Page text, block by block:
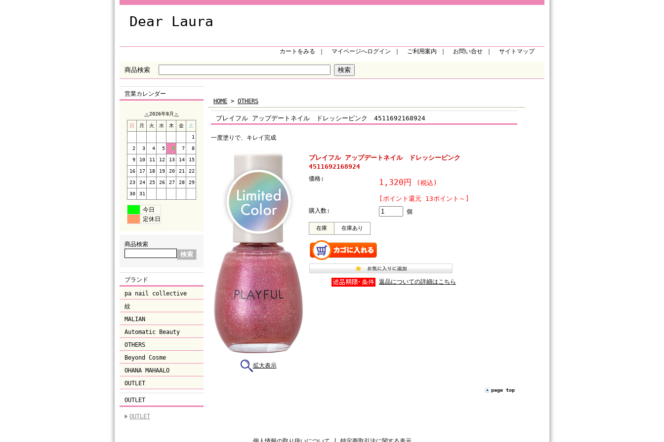
Dear Laura
カートをみる マイページへログイン ご利用案内 お問い合せ サイトマップ
商品検索
営業カレンダー
＜2026年8月 ＞
日 月 火 水 木 金 土
1
2 3 4 5 6 7 8
9 10 11 12 13 14 15
16 17 18 19 20 21 22
23 24 25 26 27 28 29
30 31
今日
定休日
商品検索
ブランド
pa nail collective
紋
MALIAN
Automatic Beauty
OTHERS
Beyond Cosme
OHANA MAHAALO
OUTLET
OUTLET
OUTLET
HOME > OTHERS
プレイフル アップデートネイル ドレッシーピンク 4511692168924
一度塗りで、キレイ完成
拡大表示
プレイフル アップデートネイル ドレッシーピンク
4511692168924
価格: 1,320円 (税込)
[ポイント還元 13ポイント～]
購入数: 個
在庫 在庫あり
返品についての詳細はこちら
page top